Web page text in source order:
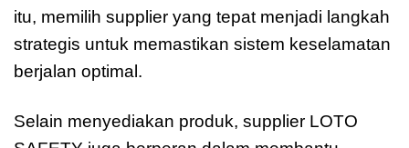
itu, memilih supplier yang tepat menjadi langkah
strategis untuk memastikan sistem keselamatan
berjalan optimal.
Selain menyediakan produk, supplier LOTO